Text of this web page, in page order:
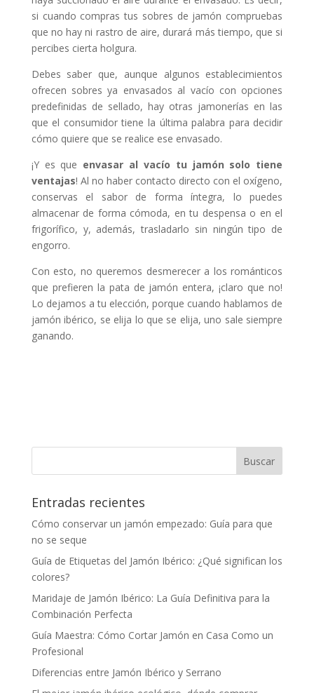
si cuando compras tus sobres de jamón compruebas
que no hay ni rastro de aire, durará más tiempo, que si
percibes cierta holgura.
Debes saber que, aunque algunos establecimientos
ofrecen sobres ya envasados al vacío con opciones
predefinidas de sellado, hay otras jamonerías en las
que el consumidor tiene la última palabra para decidir
cómo quiere que se realice ese envasado.
¡Y es que envasar al vacío tu jamón solo tiene
ventajas! Al no haber contacto directo con el oxígeno,
conservas el sabor de forma íntegra, lo puedes
almacenar de forma cómoda, en tu despensa o en el
frigorífico, y, además, trasladarlo sin ningún tipo de
engorro.
Con esto, no queremos desmerecer a los románticos
que prefieren la pata de jamón entera, ¡claro que no!
Lo dejamos a tu elección, porque cuando hablamos de
jamón ibérico, se elija lo que se elija, uno sale siempre
ganando.
Entradas recientes
Cómo conservar un jamón empezado: Guía para que
no se seque
Guía de Etiquetas del Jamón Ibérico: ¿Qué significan los
colores?
Maridaje de Jamón Ibérico: La Guía Definitiva para la
Combinación Perfecta
Guía Maestra: Cómo Cortar Jamón en Casa Como un
Profesional
Diferencias entre Jamón Ibérico y Serrano